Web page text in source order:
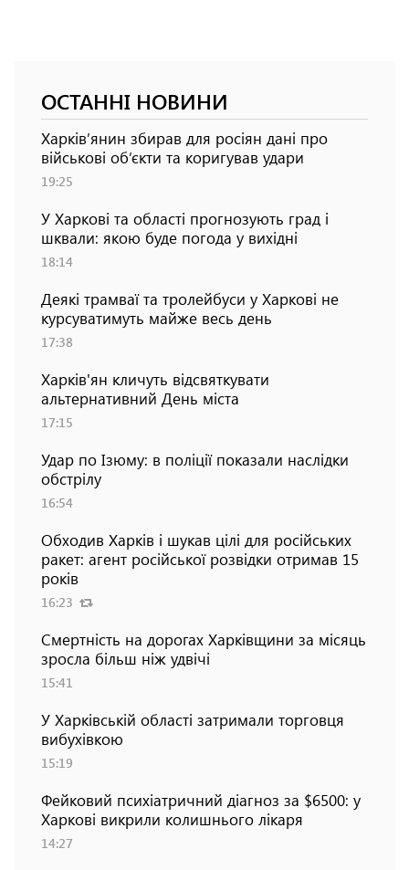
ОСТАННІ НОВИНИ
Харків’янин збирав для росіян дані про
військові об’єкти та коригував удари
19:25
У Харкові та області прогнозують град і
шквали: якою буде погода у вихідні
18:14
Деякі трамваї та тролейбуси у Харкові не
курсуватимуть майже весь день
17:38
Харків'ян кличуть відсвяткувати
альтернативний День міста
17:15
Удар по Ізюму: в поліції показали наслідки
обстрілу
16:54
Обходив Харків і шукав цілі для російських
ракет: агент російської розвідки отримав 15
років
16:23
Смертність на дорогах Харківщини за місяць
зросла більш ніж удвічі
15:41
У Харківській області затримали торговця
вибухівкою
15:19
Фейковий психіатричний діагноз за $6500: у
Харкові викрили колишнього лікаря
14:27